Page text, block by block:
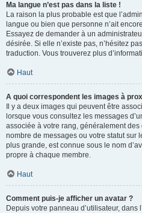
Ma langue n’est pas dans la liste !
La raison la plus probable est que
langue ou bien que personne n’ait
Essayez de demander à un
désirée. Si elle n’existe pas, n’hésitez
traduction. Vous trouverez plus
Haut
A quoi correspondent les images à
Il y a deux images qui peuvent être
lorsque vous consultez les messages
associée à votre rang, généralement
nombre de messages ou votre statut sur
plus grande, est connue sous le nom
propre à chaque membre.
Haut
Comment puis-je afficher un avatar ?
Depuis votre panneau d’utilisateur,